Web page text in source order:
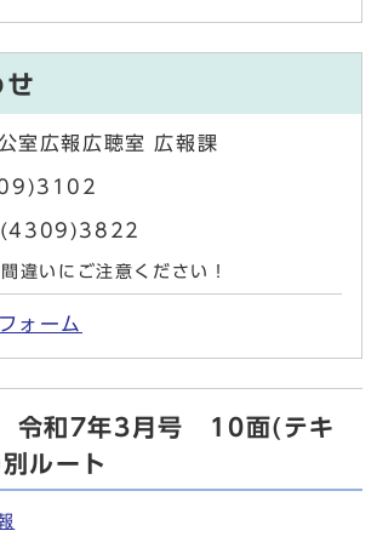
せ
室広報広聴室 広報課
違いにご注意ください！
ォーム
令和7年3月号 10面(テキ
ルート